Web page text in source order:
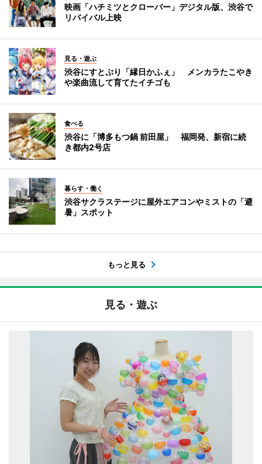
映画「ハチミツとクローバー」デジタル版、渋谷で
リバイバル上映
見る・遊ぶ
渋谷にすとぷり「縁日かふぇ」 メンカラたこやき
や楽曲流して育てたイチゴも
食べる
渋谷に「博多もつ鍋 前田屋」 福岡発、新宿に続
き都内2号店
暮らす・働く
渋谷サクラステージに屋外エアコンやミストの「避
暑」スポット
もっと見る
見る・遊ぶ